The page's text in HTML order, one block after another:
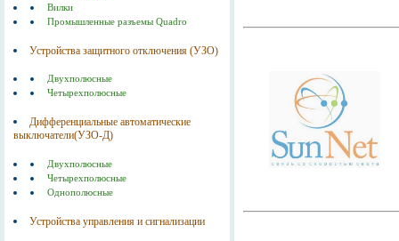
Вилки
Промышленные разъемы Quadro
Устройства защитного отключения (УЗО)
Двухполюсные
Четырехполюсные
Дифференциальные автоматические
выключатели(УЗО-Д)
Двухполюсные
Четырехполюсные
Однополюсные
Устройства управления и сигнализации